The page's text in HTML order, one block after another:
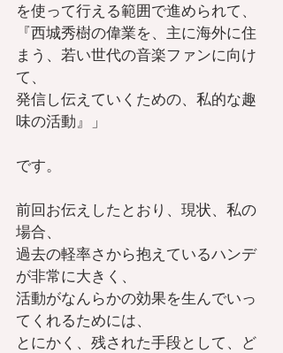
を使って行える範囲で進められて、
『西城秀樹の偉業を、主に海外に住
まう、若い世代の音楽ファンに向け
て、
発信し伝えていくための、私的な趣
味の活動』」
です。
前回お伝えしたとおり、現状、私の
場合、
過去の軽率さから抱えているハンデ
が非常に大きく、
活動がなんらかの効果を生んでいっ
てくれるためには、
とにかく、残された手段として、ど